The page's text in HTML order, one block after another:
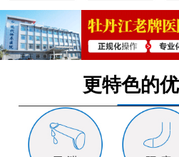
更特色的